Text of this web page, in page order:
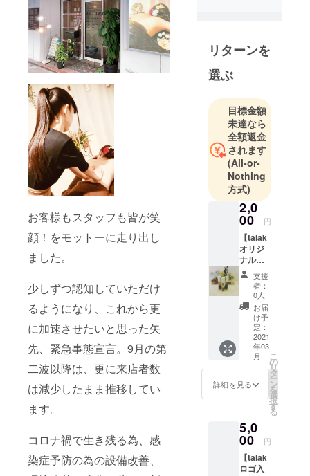
お客様もスタッフも皆が笑
顔！をモットーに走り出し
ました。
少しずつ認知していただけ
るようになり、これから更
に加速させたいと思った矢
先、緊急事態宣言。9月の第
二波以降は、更に来店者数
は減少したまま推移してい
ます。
コロナ禍で生き残る為、感
染症予防の為の設備改善、
リターンを
選ぶ
目標金額
未達なら
全額返金
されます
(All-or-
Nothing
方式)
2,0
00 円
【talak
オリジ
ナル
ロール
オンア
ロマ】
１本 と
お礼の
お手紙
(ご希望
の方に
はメー
ル)お送
りさせ
ていた
だきま
リラク
ゼー
ション
・リフ
レッ
支援
者：
0人
お届
け予
定：
2021
年03
月
詳細を見る
こ
の
リ
タ
ー
ン
を
選
択
す
る
5,0
00 円
【talak
ロゴ入